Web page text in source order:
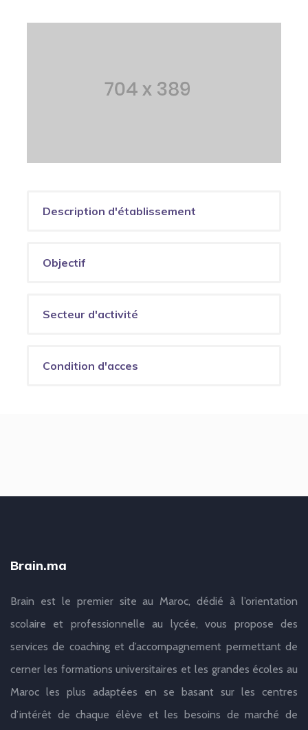
Description d'établissement
Objectif
Secteur d'activité
Condition d'acces
Brain.ma
Brain est le premier site au Maroc, dédié à l’orientation
scolaire et professionnelle au lycée, vous propose des
services de coaching et d’accompagnement permettant de
cerner les formations universitaires et les grandes écoles au
Maroc les plus adaptées en se basant sur les centres
d’intérêt de chaque élève et les besoins de marché de